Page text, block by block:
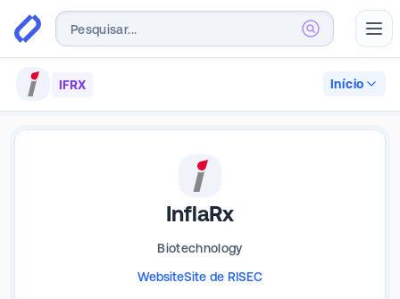
IFRX Início
InflaRx
Biotechnology
WebsiteSite de RISEC